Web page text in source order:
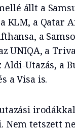
állt a
KLM, a Qatar
a
UNIQA, a
Aldi-Utazás, a
a Visa is.
Nem tetszett